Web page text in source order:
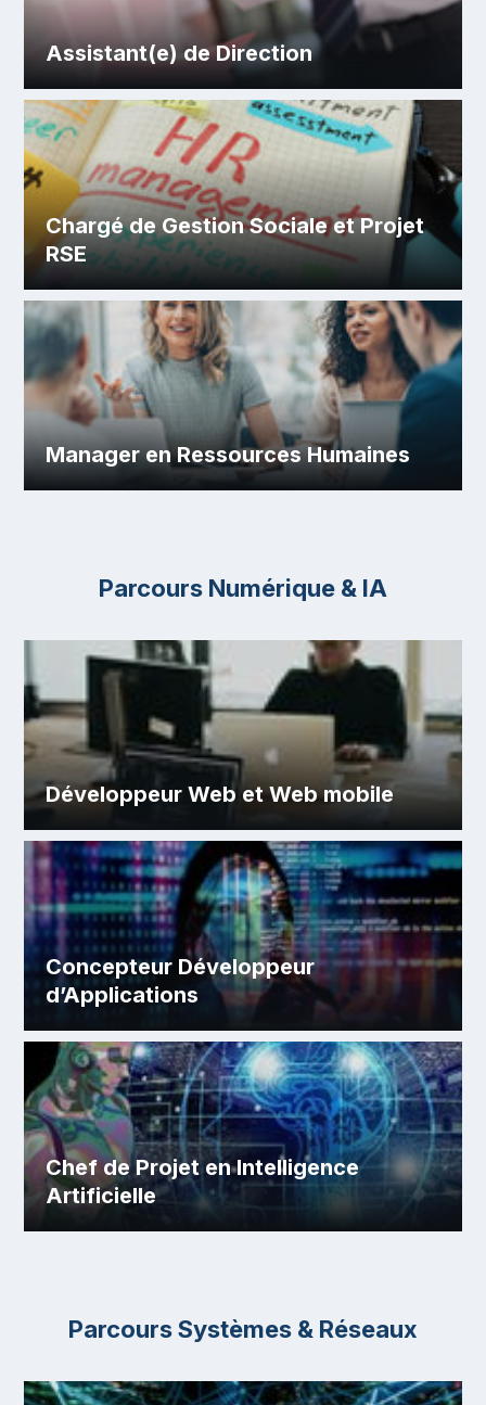
Assistant(e) de Direction
Chargé de Gestion Sociale et Projet
RSE
Manager en Ressources Humaines
Parcours Numérique & IA
Développeur Web et Web mobile
Concepteur Développeur
d’Applications
Chef de Projet en Intelligence
Artificielle
Parcours Systèmes & Réseaux